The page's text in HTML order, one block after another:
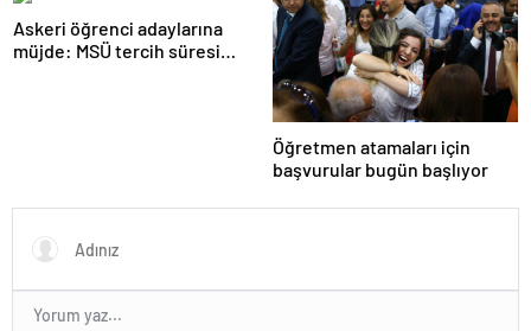
Askeri öğrenci adaylarına
müjde: MSÜ tercih süresi
Öğretmen atamaları için
başvurular bugün başlıyor